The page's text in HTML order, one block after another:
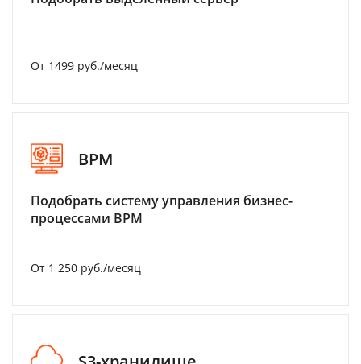
От 1499 руб./месяц
BPM
Подобрать систему управления бизнес-
процессами BPM
От 1 250 руб./месяц